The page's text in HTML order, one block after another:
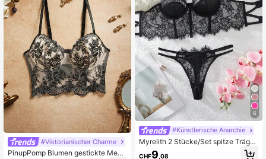
#Viktorianischer Charme
PinupPomp Blumen gestickte Mesh
6
#Künstlerische Anarchie
Myrelith 2 Stücke/Set spitze Träger
-Bandeau-BH mit Bügel
CHF9 ,08